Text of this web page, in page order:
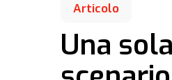
Articolo
Una